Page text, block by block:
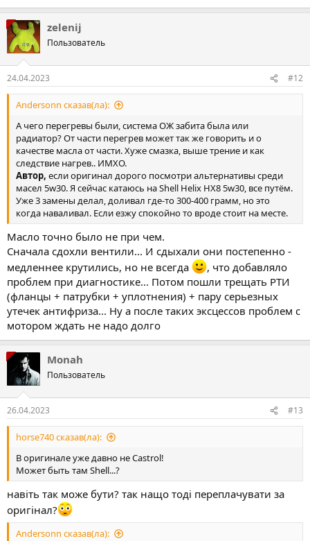
zelenij
Пользователь
24.04.2023 #12
Andersonn сказав(ла):
А чего перегревы были, система ОЖ забита была или
радиатор? От части перегрев может так же говорить и о
качестве масла от части. Хуже смазка, выше трение и как
следствие нагрев.. ИМХО.
Автор, если оригинал дорого посмотри альтернативы среди
масел 5w30. Я сейчас катаюсь на Shell Helix HX8 5w30, все путём.
Уже 3 замены делал, доливал где-то 300-400 грамм, но это
когда наваливал. Если езжу спокойно то вроде стоит на месте.
Масло точно было не при чем.
Сначала сдохли вентили... И сдыхали они постепенно -
медленнее крутились, но не всегда
, что добавляло
проблем при диагностике... Потом пошли трещать РТИ
(фланцы + патрубки + уплотнения) + пару серьезных
утечек антифриза... Ну а после таких эксцессов проблем с
мотором ждать не надо долго
Monah
Пользователь
26.04.2023 #13
horse740 сказав(ла):
В оригинале уже давно не Castrol!
Может быть там Shell...?
навіть так може бути? так нащо тоді переплачувати за
оригінал?
Andersonn сказав(ла):